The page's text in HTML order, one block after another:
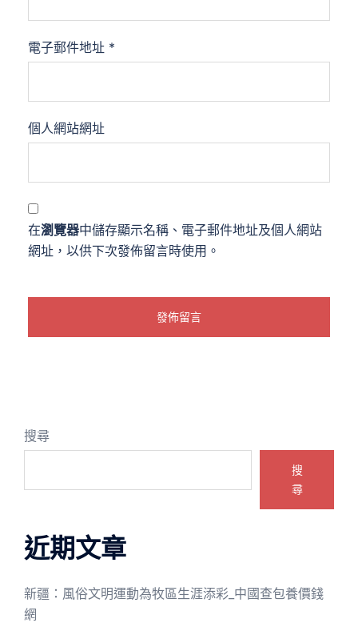
電子郵件地址 *
個人網站網址
在瀏覽器中儲存顯示名稱、電子郵件地址及個人網站
網址，以供下次發佈留言時使用。
搜尋
搜
尋
近期文章
新疆：風俗文明運動為牧區生涯添彩_中國查包養價錢
網